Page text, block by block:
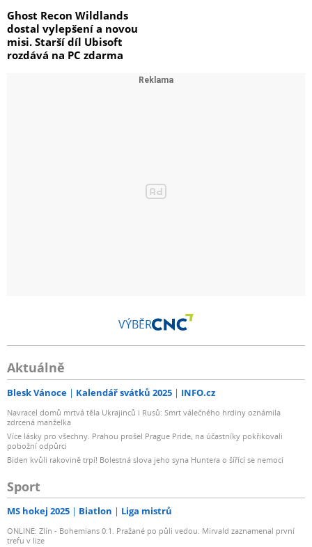
Ghost Recon Wildlands
dostal vylepšení a novou
misi. Starší díl Ubisoft
rozdává na PC zdarma
VÝBĚR
Aktuálně
Blesk Vánoce Kalendář svátků 2025 INFO.cz
Navracel domů mrtvá těla Ukrajinců i Rusů: Smrt válečného hrdiny oznámila
zdrcená manželka
Více lásky pro všechny. Prahou prošel Prague Pride, na účastníky pokřikovali
pobožní odpůrci
Biden kvůli rakovině trpí! Bolestná slova jeho syna Huntera o šířící se nemoci
Sport
MS hokej 2025 Biatlon Liga mistrů
ONLINE: Zlín - Bohemians 0:1. Pražané po půli vedou. Mirvald zaznamenal první
trefu v lize